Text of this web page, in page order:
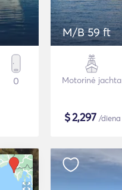
0
M/B 59 ft
Motorinė jachta
$2,297 /diena